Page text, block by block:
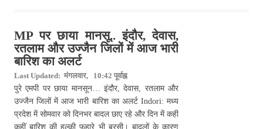
MP पर छाया मानसू.. इंदौर, देवास,
रतलाम और उज्जैन जिलों में आज भारी
बारिश का अलर्ट
Last Updated: मंगलवार, 10:42 पूर्वाह्न
पुरे एमपी पर छाया मानसून… इंदौर, देवास, रतलाम और
उज्जैन जिलों में आज भारी बारिश का अलर्ट Indori: मध्य
प्रदेश में सोमवार को दिनभर बादल छाए रहे और दिन में कहीं
कहीं बारिश की हल्की फुहारे भी बरसी। बादलों के कारण